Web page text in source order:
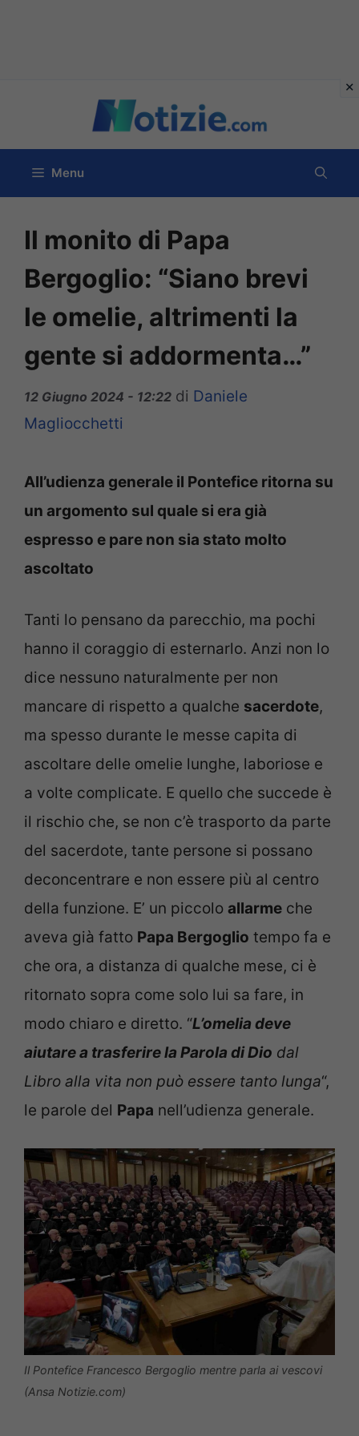
contenuto
Menu
Il monito di Papa
Bergoglio: “Siano brevi
le omelie, altrimenti la
gente si addormenta…”
12 Giugno 2024 - 12:22 di Daniele
Magliocchetti
All’udienza generale il Pontefice ritorna su
un argomento sul quale si era già
espresso e pare non sia stato molto
ascoltato
Tanti lo pensano da parecchio, ma pochi
hanno il coraggio di esternarlo. Anzi non lo
dice nessuno naturalmente per non
mancare di rispetto a qualche sacerdote,
ma spesso durante le messe capita di
ascoltare delle omelie lunghe, laboriose e
a volte complicate. E quello che succede è
il rischio che, se non c’è trasporto da parte
del sacerdote, tante persone si possano
deconcentrare e non essere più al centro
della funzione. E’ un piccolo allarme che
aveva già fatto Papa Bergoglio tempo fa e
che ora, a distanza di qualche mese, ci è
ritornato sopra come solo lui sa fare, in
modo chiaro e diretto. “L’omelia deve
aiutare a trasferire la Parola di Dio dal
Libro alla vita non può essere tanto lunga“,
le parole del Papa nell’udienza generale.
Il Pontefice Francesco Bergoglio mentre parla ai vescovi
(Ansa Notizie.com)